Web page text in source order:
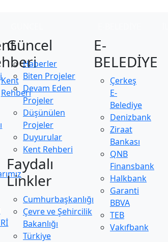
Kent
Rehberi
Güncel
Haberler
Biten Projeler
Devam Eden
Projeler
Düşünülen
Projeler
Duyurular
Kent Rehberi
Faydalı
Linkler
Cumhurbaşkanlığı
Çevre ve Şehircilik
Bakanlığı
Türkiye
E-
BELEDİYE
Çerkeş
E-
Belediye
Denizbank
Ziraat
Bankası
QNB
Finansbank
Halkbank
Garanti
BBVA
TEB
Vakıfbank